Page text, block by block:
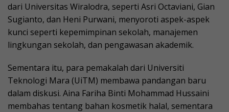
dari Universitas Wiralodra, seperti Asri Octaviani, Gian
Sugianto, dan Heni Purwani, menyoroti aspek-aspek
kunci seperti kepemimpinan sekolah, manajemen
lingkungan sekolah, dan pengawasan akademik.
Sementara itu, para pemakalah dari Universiti
Teknologi Mara (UiTM) membawa pandangan baru
dalam diskusi. Aina Fariha Binti Mohammad Hussaini
membahas tentang bahan kosmetik halal, sementara